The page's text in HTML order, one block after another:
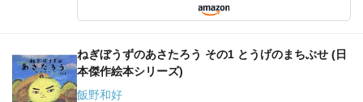
ねぎぼうずのあさたろう その1 とうげのまちぶせ (日
本傑作絵本シリーズ)
飯野和好